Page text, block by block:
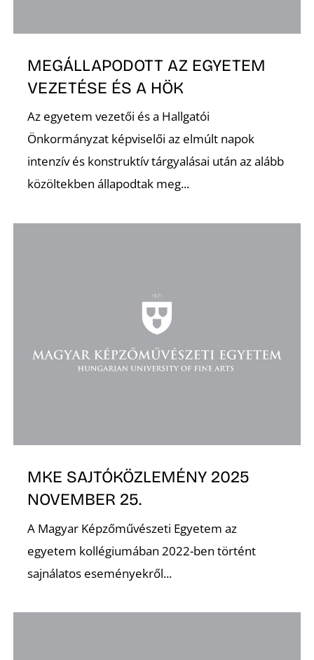
MEGÁLLAPODOTT AZ EGYETEM
VEZETÉSE ÉS A HÖK
Az egyetem vezetői és a Hallgatói
Önkormányzat képviselői az elmúlt napok
intenzív és konstruktív tárgyalásai után az alább
közöltekben állapodtak meg...
MKE SAJTÓKÖZLEMÉNY 2025
NOVEMBER 25.
A Magyar Képzőművészeti Egyetem az
egyetem kollégiumában 2022-ben történt
sajnálatos eseményekről...